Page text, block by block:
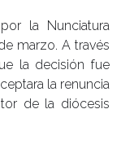
la Nunciatura
marzo. A través
la decisión fue
la renuncia
de la diócesis